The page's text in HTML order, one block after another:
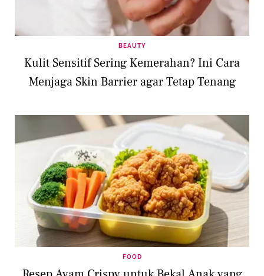
BEAUTY
Kulit Sensitif Sering Kemerahan? Ini Cara
Menjaga Skin Barrier agar Tetap Tenang
FOOD